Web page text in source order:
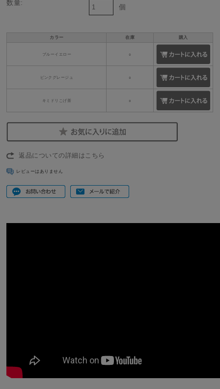
数量:
個
カラー 在庫 購入
ブルーイエロー ○
ピンクグレージュ ○
キミドリこげ茶 ○
返品についての詳細はこちら
レビューはありません